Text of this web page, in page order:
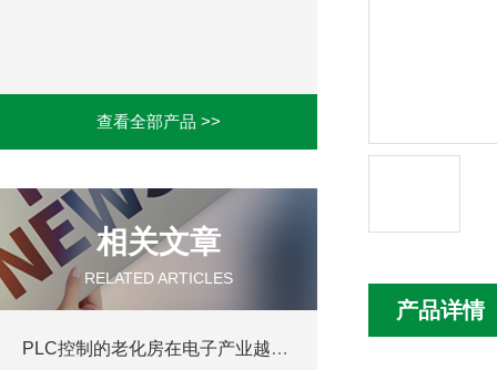
查看全部产品 >>
相关文章
RELATED ARTICLES
PLC控制的老化房在电子产业越来越吃香
产品详情